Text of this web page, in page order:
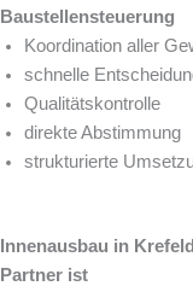
Baustellensteuerung
Koordination aller
schnelle
Qualitätskontrolle
direkte Abstimmung
strukturierte
Innenausbau in
Partner ist